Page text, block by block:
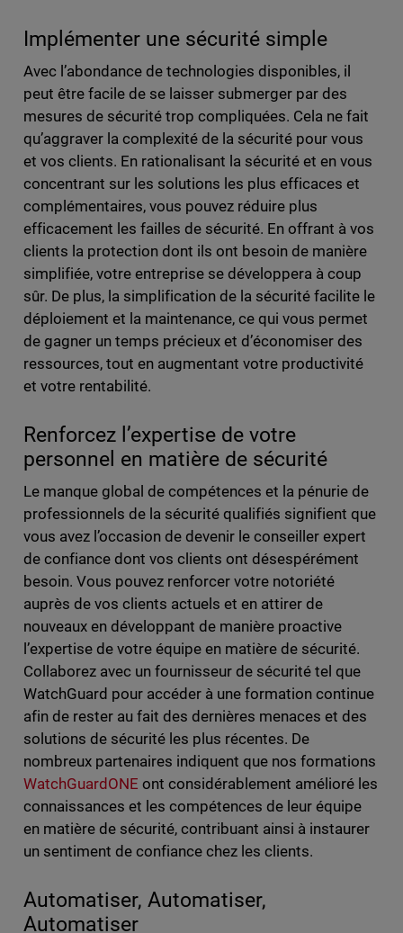
Implémenter une sécurité simple
Avec l’abondance de technologies disponibles, il
peut être facile de se laisser submerger par des
mesures de sécurité trop compliquées. Cela ne fait
qu’aggraver la complexité de la sécurité pour vous
et vos clients. En rationalisant la sécurité et en vous
concentrant sur les solutions les plus efficaces et
complémentaires, vous pouvez réduire plus
efficacement les failles de sécurité. En offrant à vos
clients la protection dont ils ont besoin de manière
simplifiée, votre entreprise se développera à coup
sûr. De plus, la simplification de la sécurité facilite le
déploiement et la maintenance, ce qui vous permet
de gagner un temps précieux et d’économiser des
ressources, tout en augmentant votre productivité
et votre rentabilité.
Renforcez l’expertise de votre
personnel en matière de sécurité
Le manque global de compétences et la pénurie de
professionnels de la sécurité qualifiés signifient que
vous avez l’occasion de devenir le conseiller expert
de confiance dont vos clients ont désespérément
besoin. Vous pouvez renforcer votre notoriété
auprès de vos clients actuels et en attirer de
nouveaux en développant de manière proactive
l’expertise de votre équipe en matière de sécurité.
Collaborez avec un fournisseur de sécurité tel que
WatchGuard pour accéder à une formation continue
afin de rester au fait des dernières menaces et des
solutions de sécurité les plus récentes. De
nombreux partenaires indiquent que nos formations
WatchGuardONE ont considérablement amélioré les
connaissances et les compétences de leur équipe
en matière de sécurité, contribuant ainsi à instaurer
un sentiment de confiance chez les clients.
Automatiser, Automatiser,
Automatiser